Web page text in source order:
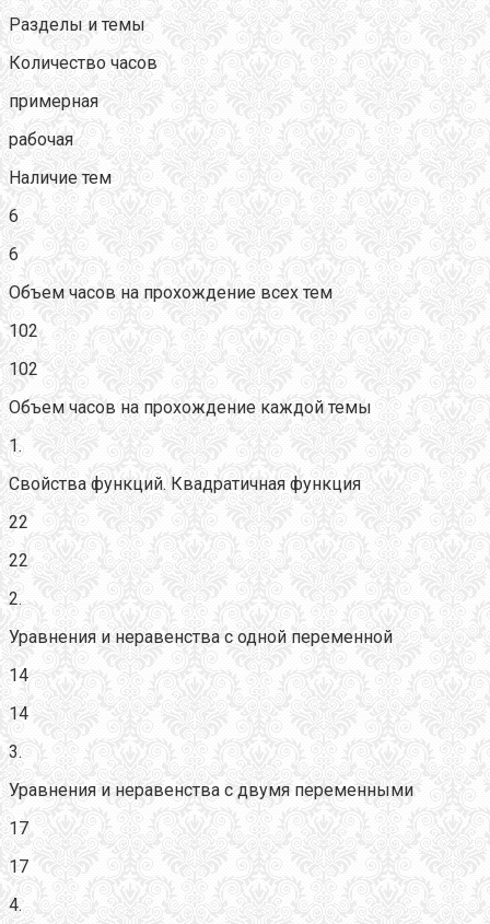
Разделы и темы
Количество часов
примерная
рабочая
Наличие тем
6
6
Объем часов на прохождение всех тем
102
102
Объем часов на прохождение каждой темы
1.
Свойства функций. Квадратичная функция
22
22
2.
Уравнения и неравенства с одной переменной
14
14
3.
Уравнения и неравенства с двумя переменными
17
17
4.